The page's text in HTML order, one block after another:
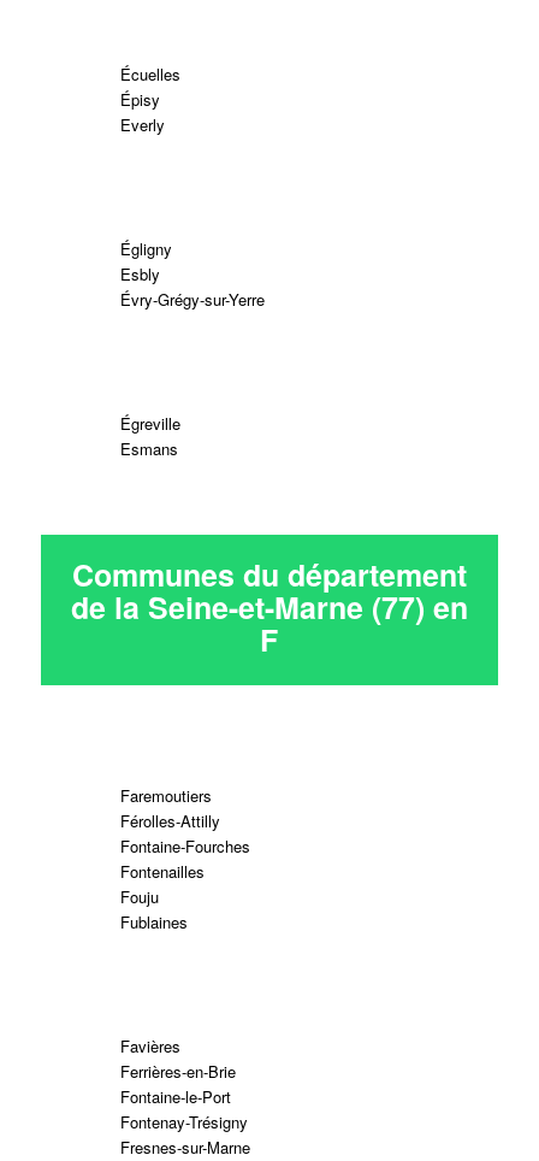
Écuelles
Épisy
Everly
Égligny
Esbly
Évry-Grégy-sur-Yerre
Égreville
Esmans
Communes du département
de la Seine-et-Marne (77) en
F
Faremoutiers
Férolles-Attilly
Fontaine-Fourches
Fontenailles
Fouju
Fublaines
Favières
Ferrières-en-Brie
Fontaine-le-Port
Fontenay-Trésigny
Fresnes-sur-Marne